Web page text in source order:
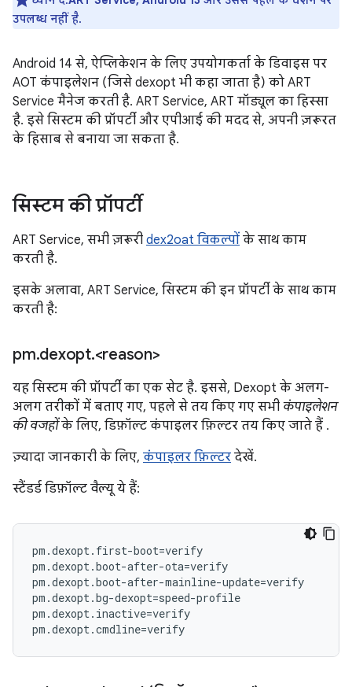
उपलब्ध नहीं है.
Android 14 से, ऐप्लिकेशन के लिए उपयोगकर्ता के डिवाइस पर
AOT कंपाइलेशन (जिसे dexopt भी कहा जाता है) को ART
Service मैनेज करती है. ART Service, ART मॉड्यूल का हिस्सा
है. इसे सिस्टम की प्रॉपर्टी और एपीआई की मदद से, अपनी ज़रूरत
के हिसाब से बनाया जा सकता है.
सिस्टम की प्रॉपर्टी
ART Service, सभी ज़रूरी dex2oat विकल्पों के साथ काम
करती है.
इसके अलावा, ART Service, सिस्टम की इन प्रॉपर्टी के साथ काम
करती है:
pm.dexopt.<reason>
यह सिस्टम की प्रॉपर्टी का एक सेट है. इससे, Dexopt के अलग-
अलग तरीकों में बताए गए, पहले से तय किए गए सभी कंपाइलेशन
की वजहोंके लिए, डिफ़ॉल्ट कंपाइलर फ़िल्टर तय किए जाते हैं .
ज़्यादा जानकारी के लिए, कंपाइलर फ़िल्टर देखें.
स्टैंडर्ड डिफ़ॉल्ट वैल्यू ये हैं:
pm.dexopt.first-boot=verify
pm.dexopt.boot-after-ota=verify
pm.dexopt.boot-after-mainline-update=verify
pm.dexopt.bg-dexopt=speed-profile
pm.dexopt.inactive=verify